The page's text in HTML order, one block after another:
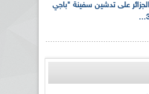
الجزائر على تدشين سفينة "باجي